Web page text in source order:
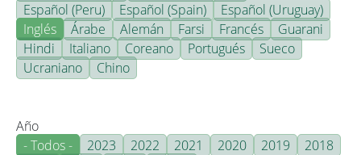
Español (Peru)
Español (Spain)
Español (Uruguay)
Inglés
Árabe Alemán Farsi Francés
Guarani
Hindi
Italiano Coreano Portugués
Sueco
Ucraniano
Chino
Año
- Todos -
2023 2022 2021 2020 2019
2018